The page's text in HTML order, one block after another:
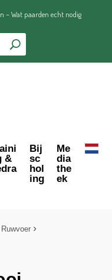
– Wat paarden echt nodig
&
Bij
sc
hol
ing
Me
dia
the
ek
Ruwvoer